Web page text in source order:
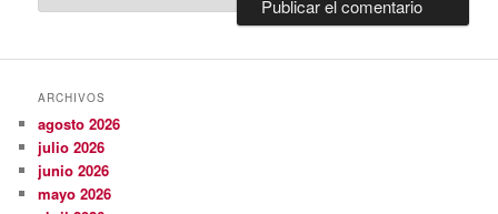
ARCHIVOS
agosto 2026
julio 2026
junio 2026
mayo 2026